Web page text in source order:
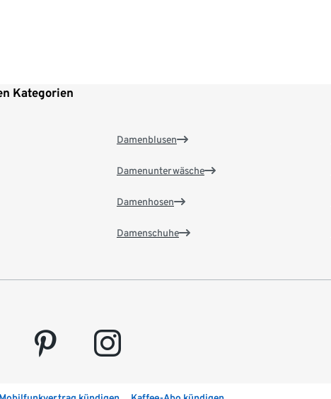
Kategorien
Damenblusen
Damenunterwäsche
Damenhosen
Damenschuhe
pinterest instagram